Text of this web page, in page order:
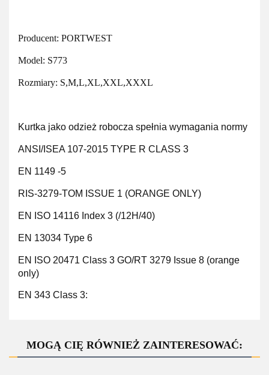
Producent: PORTWEST
Model: S773
Rozmiary: S,M,L,XL,XXL,XXXL
Kurtka jako odzież robocza spełnia wymagania normy
ANSI/ISEA 107-2015 TYPE R CLASS 3
EN 1149 -5
RIS-3279-TOM ISSUE 1 (ORANGE ONLY)
EN ISO 14116 Index 3 (/12H/40)
EN 13034 Type 6
EN ISO 20471 Class 3 GO/RT 3279 Issue 8 (orange
only)
EN 343 Class 3:
MOGĄ CIĘ RÓWNIEŻ ZAINTERESOWAĆ: